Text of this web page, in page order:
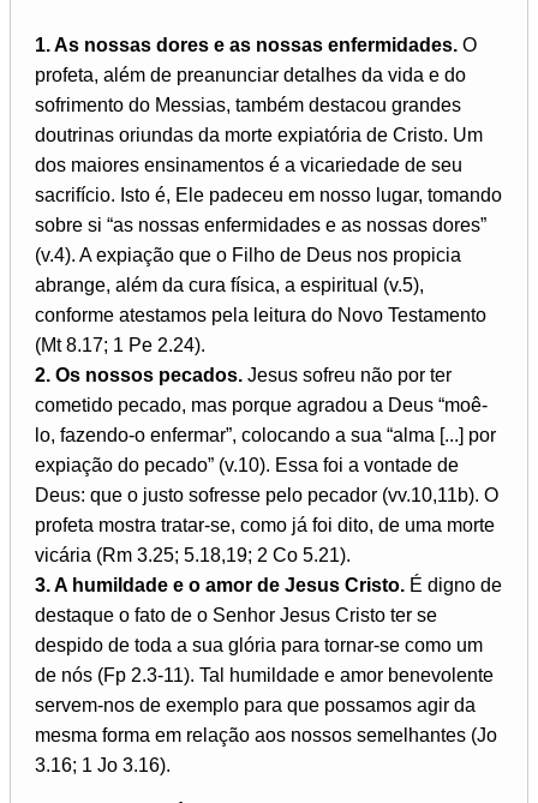
1. As nossas dores e as nossas enfermidades. O
profeta, além de preanunciar detalhes da vida e do
sofrimento do Messias, também destacou grandes
doutrinas oriundas da morte expiatória de Cristo. Um
dos maiores ensinamentos é a vicariedade de seu
sacrifício. Isto é, Ele padeceu em nosso lugar, tomando
sobre si “as nossas enfermidades e as nossas dores”
(v.4). A expiação que o Filho de Deus nos propicia
abrange, além da cura física, a espiritual (v.5),
conforme atestamos pela leitura do Novo Testamento
(Mt 8.17; 1 Pe 2.24).
2. Os nossos pecados. Jesus sofreu não por ter
cometido pecado, mas porque agradou a Deus “moê-
lo, fazendo-o enfermar”, colocando a sua “alma [...] por
expiação do pecado” (v.10). Essa foi a vontade de
Deus: que o justo sofresse pelo pecador (vv.10,11b). O
profeta mostra tratar-se, como já foi dito, de uma morte
vicária (Rm 3.25; 5.18,19; 2 Co 5.21).
3. A humildade e o amor de Jesus Cristo. É digno de
destaque o fato de o Senhor Jesus Cristo ter se
despido de toda a sua glória para tornar-se como um
de nós (Fp 2.3-11). Tal humildade e amor benevolente
servem-nos de exemplo para que possamos agir da
mesma forma em relação aos nossos semelhantes (Jo
3.16; 1 Jo 3.16).